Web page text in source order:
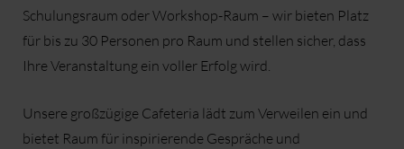
Schulungsraum oder Workshop-Raum – wir bieten Platz
für bis zu 30 Personen pro Raum und stellen sicher, dass
Ihre Veranstaltung ein voller Erfolg wird.
Unsere großzügige Cafeteria lädt zum Verweilen ein und
bietet Raum für inspirierende Gespräche und